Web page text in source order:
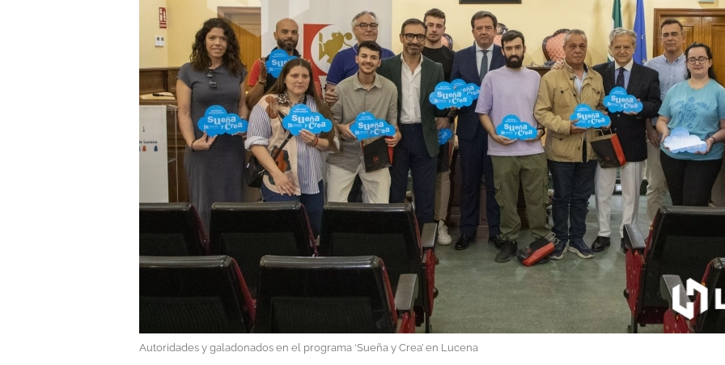
Autoridades y galadonados en el programa ‘Sueña y Crea’ en Lucena